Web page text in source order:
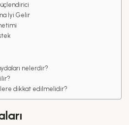
İyi Gelir
nelerdir?
dikkat edilmelidir?